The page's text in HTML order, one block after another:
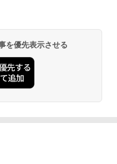
を優先表示させる